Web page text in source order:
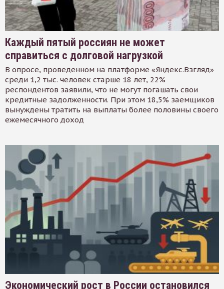
Каждый пятый россиян не может
справиться с долговой нагрузкой
В опросе, проведенном на платформе «Яндекс.Взгляд»
среди 1,2 тыс. человек старше 18 лет, 22%
респондентов заявили, что не могут погашать свои
кредитные задолженности. При этом 18,5% заемщиков
вынуждены тратить на выплаты более половины своего
ежемесячного доход
Экономический рост в России остановился